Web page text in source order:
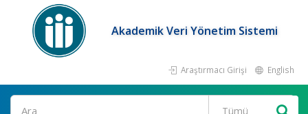
Akademik Veri Yönetim Sistemi
Araştırmacı Girişi English
Ara